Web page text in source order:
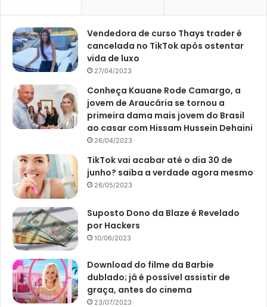
Jardim boho (Foto: Reprodução Canva)
Pendure decorações nas árvores
Nada melhor do que usar os galhos das árvores como
itens que tornarão o local ainda mais aconchegante e
cheio de personalidade.
Por exemplo, luminárias em formato de balões são mais
do que indicados. Sem dúvidas, esse detalhe tornará o
ambiente especial.
Vendedora de curso Thays trader é
cancelada no TikTok após ostentar
vida de luxo
27/04/2023
Conheça Kauane Rode Camargo, a
jovem de Araucária se tornou a
primeira dama mais jovem do Brasil
ao casar com Hissam Hussein Dehaini
26/04/2023
TikTok vai acabar até o dia 30 de
junho? saiba a verdade agora mesmo
26/05/2023
Suposto Dono da Blaze é Revelado
por Hackers
10/06/2023
Download do filme da Barbie
dublado; já é possível assistir de
graça, antes do cinema
23/07/2023